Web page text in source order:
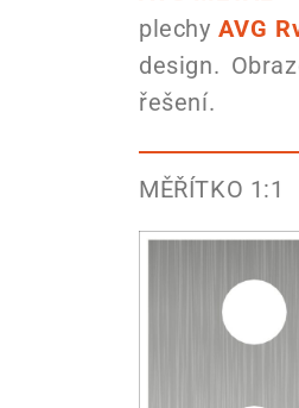
plechyAVG
design.
řešení.
MĚŘÍTKO 1:1